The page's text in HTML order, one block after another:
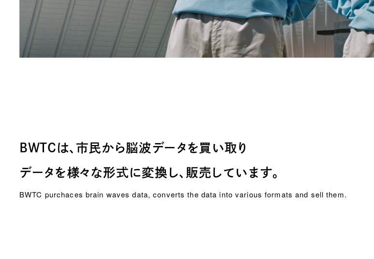
BWTCは、市民から脳波データを買い取り
データを様々な形式に変換し、販売しています。
BWTC purchaces brain waves data, converts the data into various formats and sell them.